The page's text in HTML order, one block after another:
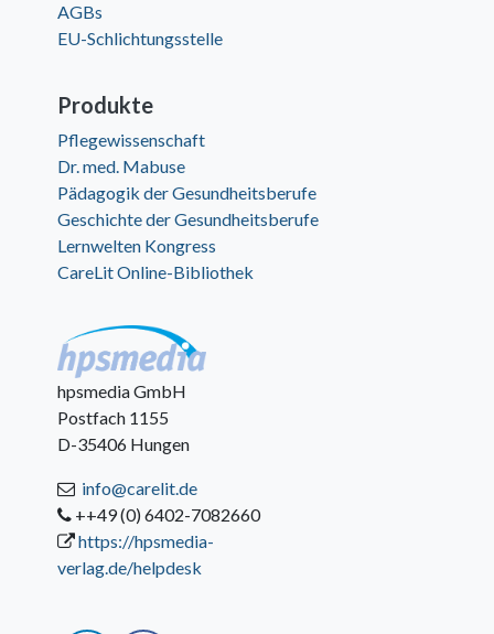
AGBs
EU-Schlichtungsstelle
Produkte
Pflegewissenschaft
Dr. med. Mabuse
Pädagogik der Gesundheitsberufe
Geschichte der Gesundheitsberufe
Lernwelten Kongress
CareLit Online-Bibliothek
hpsmedia GmbH
Postfach 1155
D-35406 Hungen
info@carelit.de
++49 (0) 6402-7082660
https://hpsmedia-
verlag.de/helpdesk